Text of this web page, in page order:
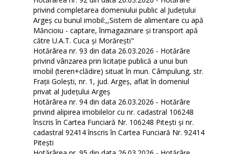
privind completarea domeniului public al Judeţului
Argeş cu bunul imobil:,,Sistem de alimentare cu apă
Măncioiu - captare, înmagazinare și transport apă
către U.A.T. Cuca și Morărești"
Hotărârea nr. 93 din data 26.03.2026 - Hotărâre
privind vânzarea prin licitație publică a unui bun
imobil (teren+clădire) situat în mun. Câmpulung, str.
Frații Golești, nr. 1, jud. Argeș, aflat în domeniul
privat al Judeţului Argeş
Hotărârea nr. 94 din data 26.03.2026 - Hotărâre
privind alipirea imobilelor cu nr. cadastral 106248
înscris în Cartea Funciară Nr. 106248 Pitești și nr.
cadastral 92414 înscris în Cartea Funciară Nr. 92414
Pitești